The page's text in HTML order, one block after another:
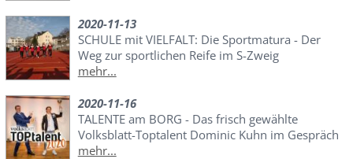
2020-11-13
SCHULE mit VIELFALT: Die Sportmatura - Der
Weg zur sportlichen Reife im S-Zweig
mehr...
2020-11-16
TALENTE am BORG - Das frisch gewählte
Volksblatt-Toptalent Dominic Kuhn im Gespräch
mehr...